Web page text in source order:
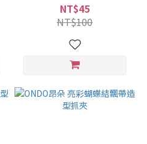
NT$45
NT$100